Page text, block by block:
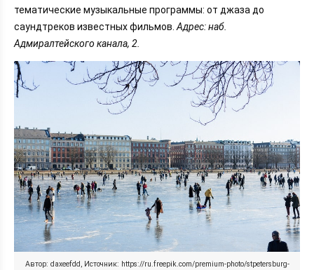
тематические музыкальные программы: от джаза до
саундтреков известных фильмов.Адрес: наб.
Адмиралтейского канала, 2.
Автор: daxeefdd, Источник: https://ru.freepik.com/premium-photo/stpetersburg-